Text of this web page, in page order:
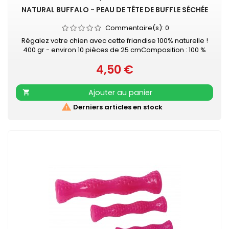
NATURAL BUFFALO - PEAU DE TÊTE DE BUFFLE SÉCHÉE
Commentaire(s): 0
Régalez votre chien avec cette friandise 100% naturelle !
400 gr - environ 10 pièces de 25 cmComposition : 100 %
teneur en graisse - Sans gluten - Pas de sucre ajouté
Prix
4,50 €

Ajouter au panier
 Derniers articles en stock